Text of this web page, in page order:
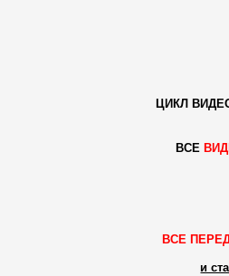
ЦИКЛ
ВСЕ
ВСЕ
и